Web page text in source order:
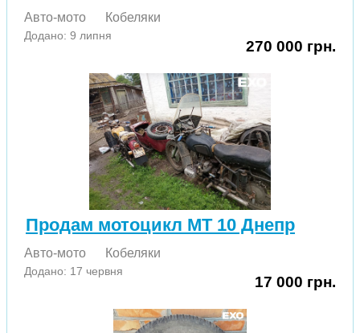
Авто-мото Кобеляки
Додано: 9 липня
270 000 грн.
Продам мотоцикл МТ 10 Днепр
Авто-мото Кобеляки
Додано: 17 червня
17 000 грн.